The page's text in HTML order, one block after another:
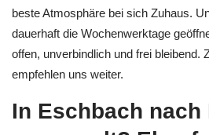
beste Atmosphäre bei sich Zuhaus.
dauerhaft die Wochenwerktage
offen, unverbindlich und frei bleibend.
empfehlen uns weiter.
In Eschbach nach